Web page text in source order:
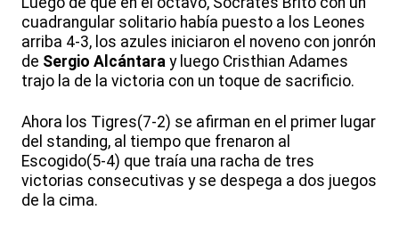
cuadrangular solitario había puesto a los Leones
arriba 4-3, los azules iniciaron el noveno con jonrón
de Sergio Alcántara y luego Cristhian Adames
trajo la de la victoria con un toque de sacrificio.
Ahora los Tigres(7-2) se afirman en el primer lugar
del standing, al tiempo que frenaron al
Escogido(5-4) que traía una racha de tres
victorias consecutivas y se despega a dos juegos
de la cima.